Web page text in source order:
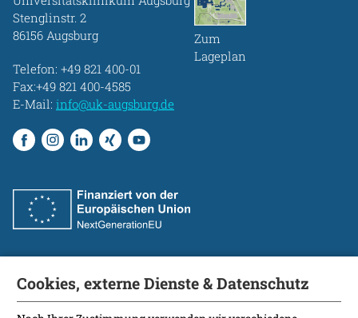
Stenglinstr. 2
86156 Augsburg
Telefon: +49 821 400-01
Fax:+49 821 400-4585
E-Mail: info@uk-augsburg.de
Zum
Lageplan
Fakultät
Cookies, externe Dienste & Datenschutz